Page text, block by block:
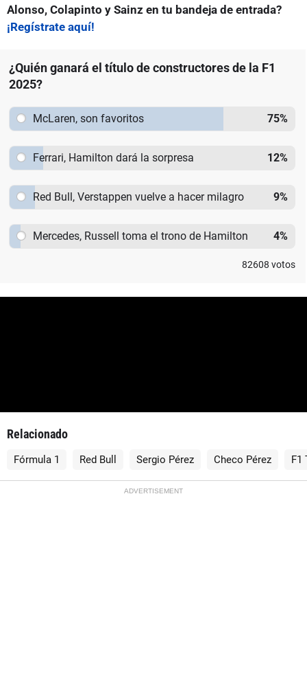
Alonso, Colapinto y Sainz en tu bandeja de entrada?
¡Regístrate aquí!
¿Quién ganará el título de constructores de la F1
2025?
McLaren, son favoritos 75%
Ferrari, Hamilton dará la sorpresa 12%
Red Bull, Verstappen vuelve a hacer milagro 9%
Mercedes, Russell toma el trono de Hamilton 4%
82608 votos
Relacionado
Fórmula 1 Red Bull Sergio Pérez Checo Pérez F1
ADVERTISEMENT